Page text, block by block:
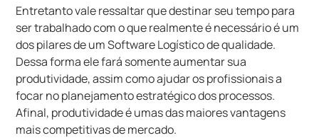
Entretanto vale ressaltar que destinar seu tempo para
ser trabalhado com o que realmente é necessário é um
dos pilares de um Software Logístico de qualidade.
Dessa forma ele fará somente aumentar sua
produtividade, assim como ajudar os profissionais a
focar no planejamento estratégico dos processos.
Afinal, produtividade é umas das maiores vantagens
mais competitivas de mercado.